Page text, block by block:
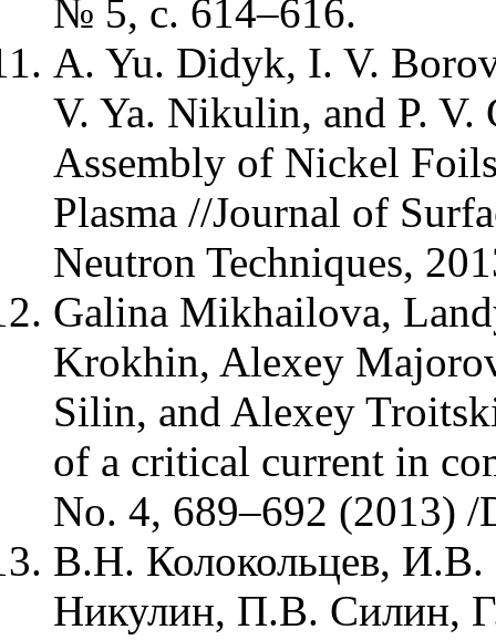
№ 5, с. 614–616.
A. Yu. Didyk, I. V.
V. Ya. Nikulin, and P.
Assembly of Nickel
Plasma //Journal of
Neutron Techniques,
Galina Mikhailova,
Krokhin, Alexey
Silin, and Alexey
of a critical current in
No. 4, 689–692 (2013) /
В.Н. Колокольцев,
Никулин, П.В. Силин,